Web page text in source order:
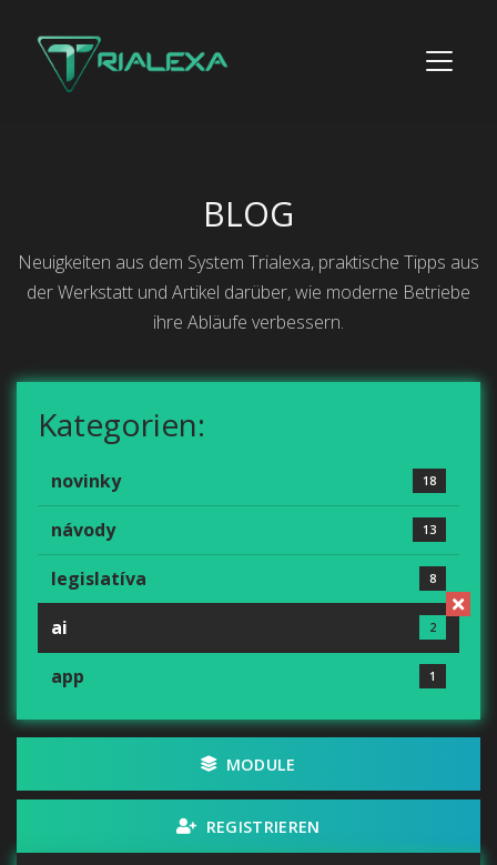
BLOG
Neuigkeiten aus dem System Trialexa, praktische Tipps aus
der Werkstatt und Artikel darüber, wie moderne Betriebe
ihre Abläufe verbessern.
Kategorien:
novinky 18
návody 13
legislatíva 8
ai 2
app 1
MODULE
REGISTRIEREN